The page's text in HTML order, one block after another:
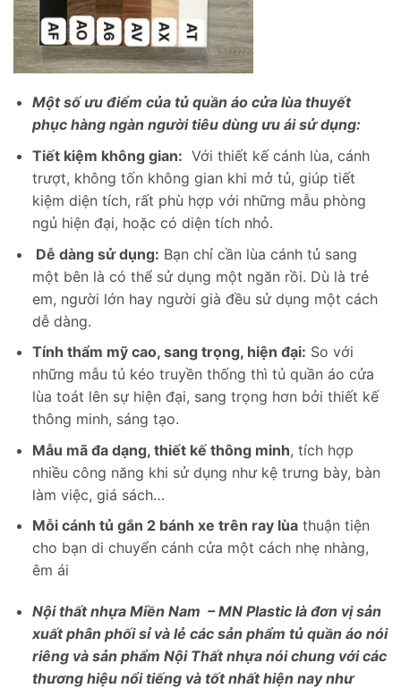
Một số ưu điểm của tủ quần áo cửa lùa thuyết
phục hàng ngàn người tiêu dùng ưu ái sử dụng:
Tiết kiệm không gian: Với thiết kế cánh lùa, cánh
trượt, không tốn không gian khi mở tủ, giúp tiết
kiệm diện tích, rất phù hợp với những mẫu phòng
ngủ hiện đại, hoặc có diện tích nhỏ.
Dễ dàng sử dụng: Bạn chỉ cần lùa cánh tủ sang
một bên là có thể sử dụng một ngăn rồi. Dù là trẻ
em, người lớn hay người già đều sử dụng một cách
dễ dàng.
Tính thẩm mỹ cao, sang trọng, hiện đại: So với
những mẫu tủ kéo truyền thống thì tủ quần áo cửa
lùa toát lên sự hiện đại, sang trọng hơn bởi thiết kế
thông minh, sáng tạo.
Mẫu mã đa dạng, thiết kế thông minh, tích hợp
nhiều công năng khi sử dụng như kệ trưng bày, bàn
làm việc, giá sách…
Mỗi cánh tủ gắn 2 bánh xe trên ray lùathuận tiện
cho bạn di chuyển cánh cửa một cách nhẹ nhàng,
êm ái
Nội thất nhựa Miền Nam – MN Plastic là đơn vị sản
xuất phân phối sỉ và lẻ các sản phẩm tủ quần áo nói
riêng và sản phẩm Nội Thất nhựa nói chung với các
thương hiệu nổi tiếng và tốt nhất hiện nay như